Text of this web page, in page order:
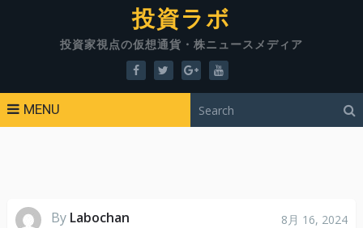
投資ラボ
投資家視点の仮想通貨・株ニュースメディア
MENU
By Labochan 8月 16, 2024